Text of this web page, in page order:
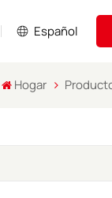
Español
Hogar